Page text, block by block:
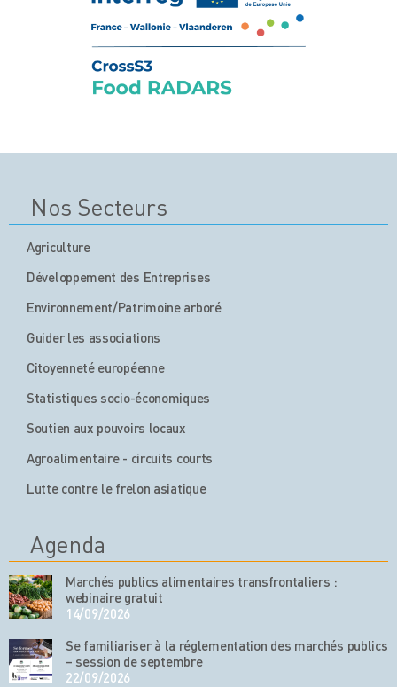
Nos Secteurs
Agriculture
Développement des Entreprises
Environnement/Patrimoine arboré
Guider les associations
Citoyenneté européenne
Statistiques socio-économiques
Soutien aux pouvoirs locaux
Agroalimentaire - circuits courts
Lutte contre le frelon asiatique
Agenda
Marchés publics alimentaires transfrontaliers :
webinaire gratuit
14/09/2026
Se familiariser à la réglementation des marchés publics
– session de septembre
22/09/2026